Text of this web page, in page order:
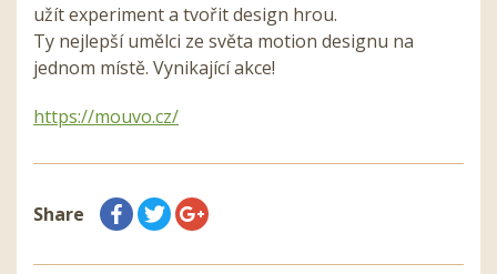
užít experiment a tvořit design hrou.
Ty nejlepší umělci ze světa motion designu na
jednom místě. Vynikající akce!
https://mouvo.cz/
Share